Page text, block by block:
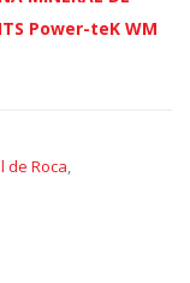
Power-teK WM
de Roca,